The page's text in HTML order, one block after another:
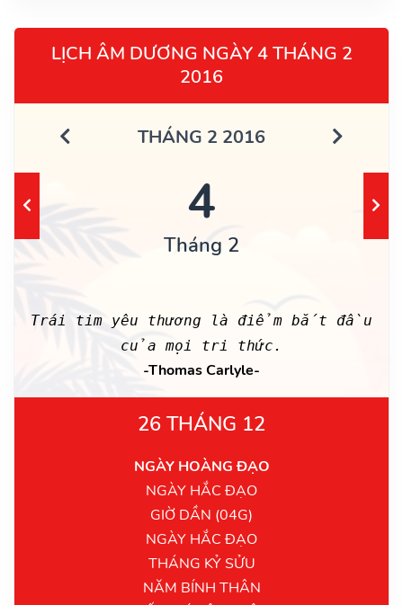
LỊCH ÂM DƯƠNG NGÀY 4 THÁNG 2
2016
THÁNG 2 2016
4
Tháng 2
Trái tim yêu thương là điểm bắt đầu
của mọi tri thức.
-Thomas Carlyle-
26 THÁNG 12
NGÀY HOÀNG ĐẠO
NGÀY HẮC ĐẠO
GIỜ DẦN (04G)
NGÀY HẮC ĐẠO
THÁNG KỶ SỬU
NĂM BÍNH THÂN